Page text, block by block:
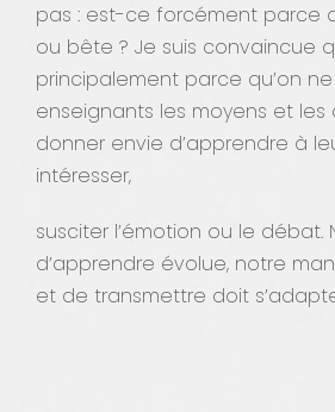
pas : est-ce forcément parce
ou bête ? Je suis convaincue
principalement parce qu’on
enseignants les moyens et les
donner envie d’apprendre à
intéresser,
susciter l’émotion ou le débat.
d’apprendre évolue, notre
et de transmettre doit